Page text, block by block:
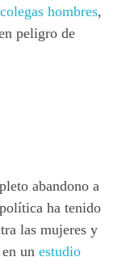
hombres,
peligro de
abandono a
ha tenido
las mujeres y
en unestudio